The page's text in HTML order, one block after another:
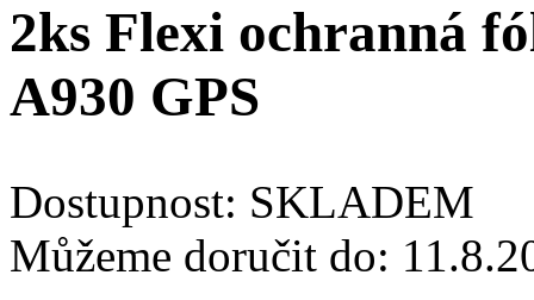
2ks Flexi ochranná
A930 GPS
Dostupnost: SKLADEM
Můžeme doručit do: